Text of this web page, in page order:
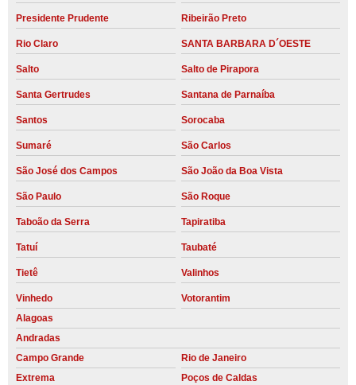
Presidente Prudente Ribeirão Preto
Rio Claro SANTA BARBARA D´OESTE
Salto Salto de Pirapora
Santa Gertrudes Santana de Parnaíba
Santos Sorocaba
Sumaré São Carlos
São José dos Campos São João da Boa Vista
São Paulo São Roque
Taboão da Serra Tapiratiba
Tatuí Taubaté
Tietê Valinhos
Vinhedo
Votorantim
Alagoas
Andradas
Campo Grande
Rio de Janeiro
Extrema
Poços de Caldas